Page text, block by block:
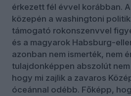
érkezett fél évvel korábban.
közepén a washingtoni
támogató rokonszenvvel
és a magyarok Habsburg-
azonban nem ismerték, nem
tulajdonképpen abszolút
hogy mi zajlik a zavaros
óceánnal odébb. Főképp,